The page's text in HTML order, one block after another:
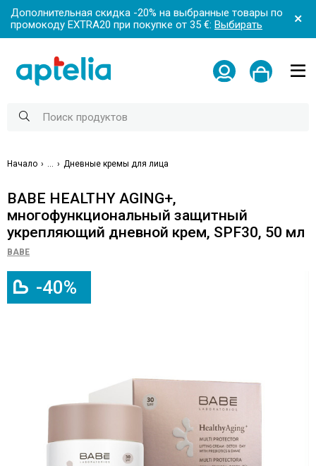
Дополнительная скидка -20% на выбранные товары по
промокоду EXTRA20 при покупке от 35 €: Выбирать
Начало Дневные кремы для лица
BABE HEALTHY AGING+,
многофункциональный защитный
укрепляющий дневной крем, SPF30, 50 мл
BABE
-40%